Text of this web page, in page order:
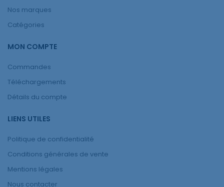
Nos marques
Catégories
MON COMPTE
Commandes
Téléchargements
Détails du compte
LIENS UTILES
Politique de confidentialité
Conditions générales de vente
Mentions légales
Nous contacter